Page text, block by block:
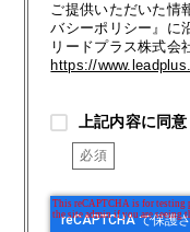
ご提供いただいた情
バシーポリシー』に
リードプラス株式会
https://
上記内容に同